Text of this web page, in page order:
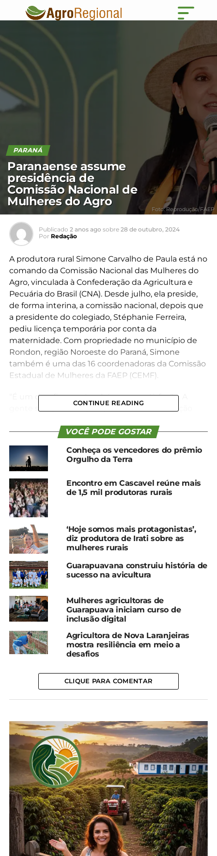
PARANÁ
Paranaense assume
presidência de
Comissão Nacional de
Mulheres do Agro
Foto: Reprodução/FAEP
Publicado 2 anos ago sobre 28 de outubro, 2024
Por Redação
A produtora rural Simone Carvalho de Paula está no
comando da Comissão Nacional das Mulheres do
Agro, vinculada à Confederação da Agricultura e
Pecuária do Brasil (CNA). Desde julho, ela preside,
de forma interina, a comissão nacional, depois que
a presidente do colegiado, Stéphanie Ferreira,
pediu licença temporária por conta da
maternidade. Com propriedade no município de
Rondon, região Noroeste do Paraná, Simone
também é uma das 16 coordenadoras da Comissão
Estadual de Mulheres da FAEP (CEMF).
“É um desafio, mas também uma satisfação. A
gente sempre almejou que essa transformação
nacional”, destaca a dirigente, referindo-se ao
impacto que a CEMF e as comissões locais de
mulheres, formadas junto aos sindicatos rurais do
Paraná, estão trazendo para o meio rural.
Desde a criação da CEMF, em 2021, é possível
elencar diversas iniciativas que vêm trazendo
benefícios para o setor agropecuário estadual,
como a reativação de sindicatos rurais e mesmo a
abertura de novas entidades para o fortalecimento
do sistema sindical rural.
“A transformação é feita dentro e fora da porteira.
Dentro, são a gestão e as mudanças que
conseguimos trazer para a propriedade. Fora,
envolve o fortalecimento dos sindicatos rurais”,
explica Simone. Essa percepção vai ao encontro do
trabalho da comissão nacional, que busca valorizar,
encorajar e preparar as mulheres do meio rural para
ampliar o protagonismo feminino dentro do
Pioneirismo da CEMF
“Por onde eu vou, percebo que nos tornamos
inspiração para os outros Estados por conta dessa
forma diferenciada como trabalhamos o agro”,
avalia.
Segundo Simone, a rotina mudou desde que
assumiu a presidência interina daComissão
Nacional de Mulheres do Agro. “Mudanças para o
bem, porque participamos de muitos eventos pelo
país”, ressalta Simone. “Eu também trabalho na
propriedade, coloco a mão na massa. Felizmente
meu marido e o meu filho entenderam esse
CONTINUE READING
VOCÊ PODE GOSTAR
Conheça os vencedores do prêmio
Orgulho da Terra
Encontro em Cascavel reúne mais
de 1,5 mil produtoras rurais
‘Hoje somos mais protagonistas’,
diz produtora de Irati sobre as
mulheres rurais
Guarapuavana construiu história de
sucesso na avicultura
Mulheres agricultoras de
Guarapuava iniciam curso de
inclusão digital
Agricultora de Nova Laranjeiras
mostra resiliência em meio a
desafios
CLIQUE PARA COMENTAR